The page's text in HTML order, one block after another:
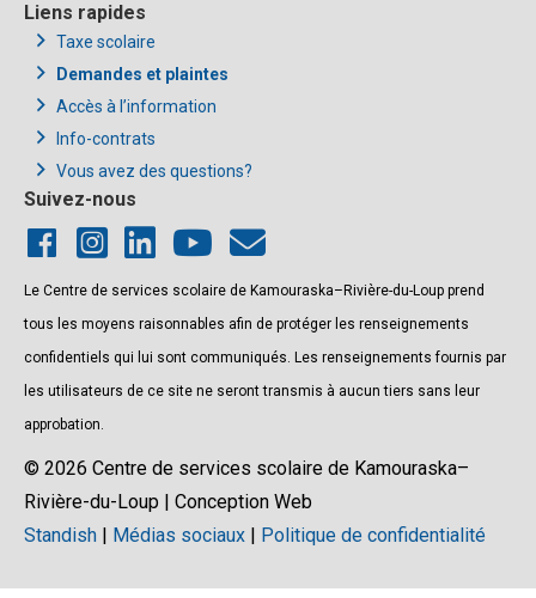
Liens rapides
Taxe scolaire
Demandes et plaintes
Accès à l’information
Info-contrats
Vous avez des questions?
Suivez-nous
Le Centre de services scolaire de Kamouraska–Rivière-du-Loup prend
tous les moyens raisonnables afin de protéger les renseignements
confidentiels qui lui sont communiqués. Les renseignements fournis par
les utilisateurs de ce site ne seront transmis à aucun tiers sans leur
approbation.
© 2026 Centre de services scolaire de Kamouraska–
Rivière-du-Loup | Conception Web
Standish
Médias sociaux Politique de confidentialité